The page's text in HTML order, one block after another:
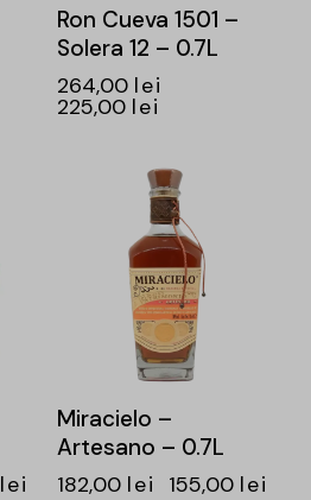
Ron Cueva 1501 –
Solera 12 – 0.7L
264,00 lei
225,00 lei
lei
Miracielo –
Artesano – 0.7L
182,00 lei 155,00 lei